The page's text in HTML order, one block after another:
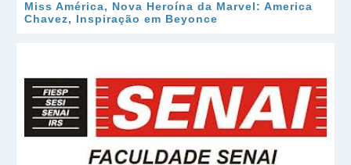
Miss América, Nova Heroína da Marvel: America
Chavez, Inspiração em Beyonce